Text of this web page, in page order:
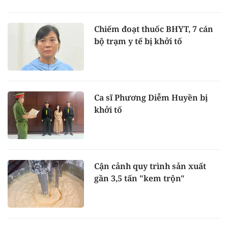
Chiếm đoạt thuốc BHYT, 7 cán
bộ trạm y tế bị khởi tố
Ca sĩ Phương Diễm Huyền bị
khởi tố
Cận cảnh quy trình sản xuất
gần 3,5 tấn "kem trộn"